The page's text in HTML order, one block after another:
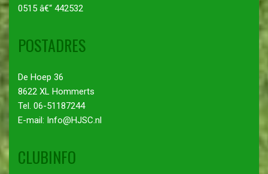
0515 â€“ 442532
POSTADRES
De Hoep 36
8622 XL Hommerts
Tel. 06-51187244
E-mail: Info@HJSC.nl
CLUBINFO